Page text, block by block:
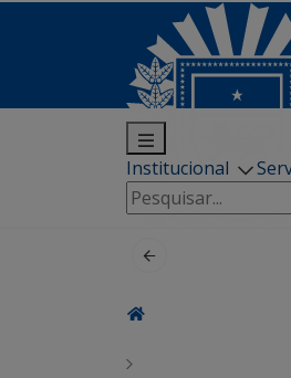
Institucional
Pesquisar
por: